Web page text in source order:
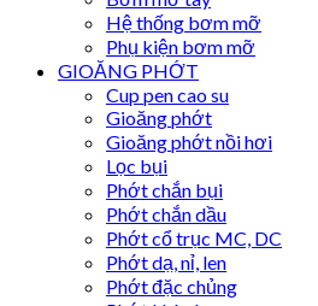
Hệ thống bơm mỡ
Phụ kiện bơm mỡ
GIOĂNG PHỚT
Cup pen cao su
Gioăng phớt
Gioăng phớt nồi hơi
Lọc bụi
Phớt chắn bụi
Phớt chắn dầu
Phớt cổ trục MC, DC
Phớt dạ, nỉ, len
Phớt đặc chủng